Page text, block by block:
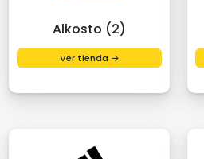
Alkosto (2)
Ver tienda →